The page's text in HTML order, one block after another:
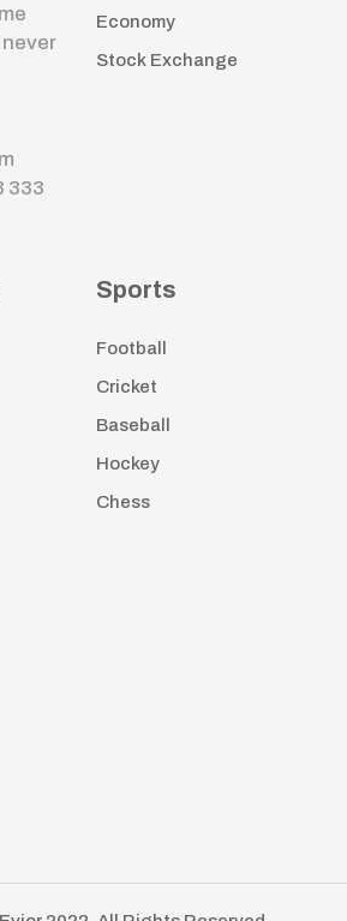
333
Economy
Stock Exchange
Sports
Football
Cricket
Baseball
Hockey
Chess